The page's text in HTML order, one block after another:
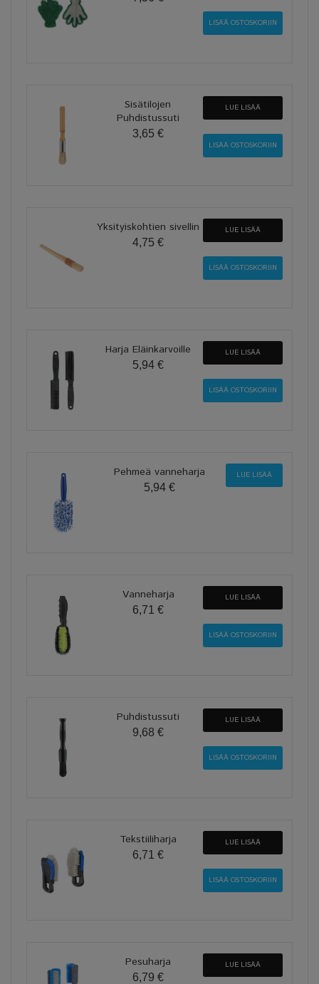
Sisätilojen
Puhdistussuti
3,65 €
LUE LISÄÄ
Yksityiskohtien sivellin
4,75 €
LUE LISÄÄ
Harja Eläinkarvoille
5,94 €
LUE LISÄÄ
Pehmeä vanneharja
5,94 €
LUE LISÄÄ
Vanneharja
6,71 €
LUE LISÄÄ
Puhdistussuti
9,68 €
LUE LISÄÄ
Tekstiiliharja
6,71 €
LUE LISÄÄ
Pesuharja
6,79 €
LUE LISÄÄ